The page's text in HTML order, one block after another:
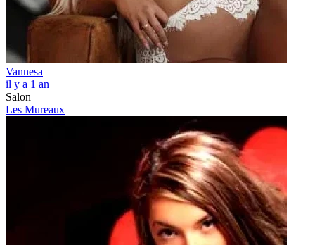
Vannesa
il y a 1 an
Salon
Les Mureaux